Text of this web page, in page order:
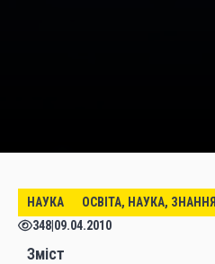
НАУКА
ОСВІТА, НАУКА, ЗНАННЯ
348 09.04.2010
Зміст